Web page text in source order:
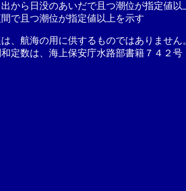
出から日没のあいだで且つ潮位が指定値以
間で且つ潮位が指定値以上を示す
、航海の用に供するものではありませ
定数は、海上保安庁水路部書籍７４２